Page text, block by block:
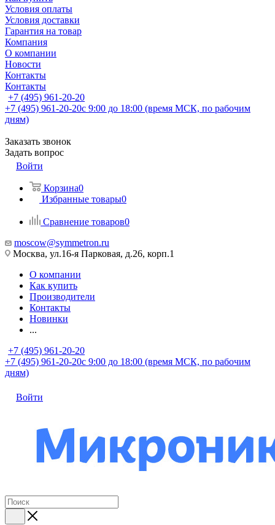
Условия оплаты
Условия доставки
Гарантия на товар
Компания
О компании
Новости
Контакты
Контакты
+7 (495) 961-20-20
+7 (495) 961-20-20с 9:00 до 18:00 (время МСК, по рабочим
дням)
Заказать звонок
Задать вопрос
Войти
Корзина0
Избранные товары0
Сравнение товаров0
moscow@symmetron.ru
Москва, ул.16-я Парковая, д.26, корп.1
О компании
Как купить
Производители
Контакты
Новинки
...
+7 (495) 961-20-20
+7 (495) 961-20-20с 9:00 до 18:00 (время МСК, по рабочим
дням)
Войти